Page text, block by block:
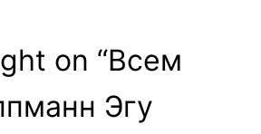
on “Всем
Эгу